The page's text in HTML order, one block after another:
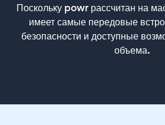
Поскольку powr рассчитан на
имеет самые передовые
безопасности и доступные
объема.